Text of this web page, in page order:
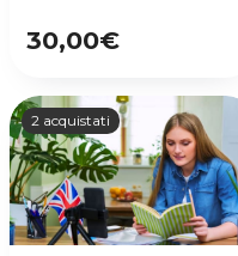
30,00€
2 acquistati